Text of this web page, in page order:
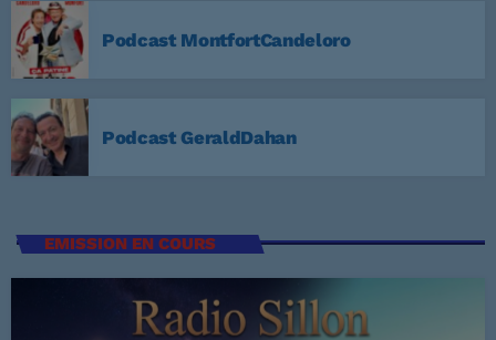
LISTE COMPLÈTE
US Top 1960
2 It's Now or Never
ELVIS PRESLEY
Marina
Podcast MontfortCandeloro
Podcast GeraldDahan
EMISSION EN COURS